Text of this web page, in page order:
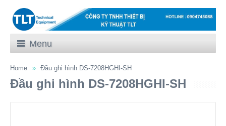
Menu
Home Đầu ghi hình DS-7208HGHI-SH
Đầu ghi hình DS-7208HGHI-SH